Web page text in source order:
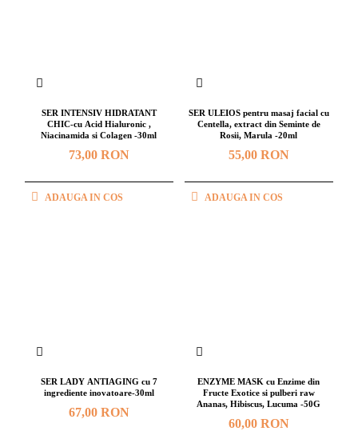
SER INTENSIV HIDRATANT
CHIC-cu Acid Hialuronic ,
Niacinamida si Colagen -30ml
73,00 RON
ADAUGA IN COS
SER ULEIOS pentru masaj facial cu
Centella, extract din Seminte de
Rosii, Marula -20ml
55,00 RON
ADAUGA IN COS
SER LADY ANTIAGING cu 7
ingrediente inovatoare-30ml
67,00 RON
ENZYME MASK cu Enzime din
Fructe Exotice si pulberi raw
Ananas, Hibiscus, Lucuma -50G
60,00 RON